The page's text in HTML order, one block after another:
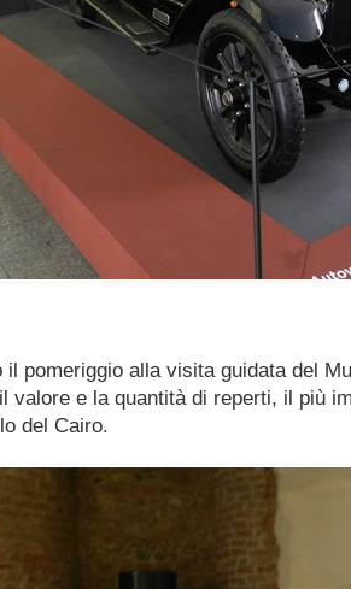
il pomeriggio alla visita guidata del
valore e la quantità di reperti, il più
del Cairo.